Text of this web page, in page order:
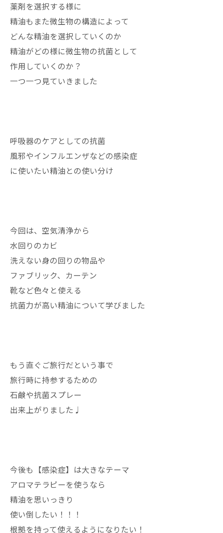
薬剤を選択する様に
精油もまた微生物の構造によって
どんな精油を選択していくのか
精油がどの様に微生物の抗菌として
作用していくのか？
一つ一つ見ていきました
呼吸器のケアとしての抗菌
風邪やインフルエンザなどの感染症
に使いたい精油との使い分け
今回は、空気清浄から
水回りのカビ
洗えない身の回りの物品や
ファブリック、カーテン
靴など色々と使える
抗菌力が高い精油について学びました
もう直ぐご旅行だという事で
旅行時に持参するための
石鹸や抗菌スプレー
出来上がりました♩
今後も【感染症】は大きなテーマ
アロマテラピーを使うなら
精油を思いっきり
使い倒したい！！！
根拠を持って使えるようになりたい！